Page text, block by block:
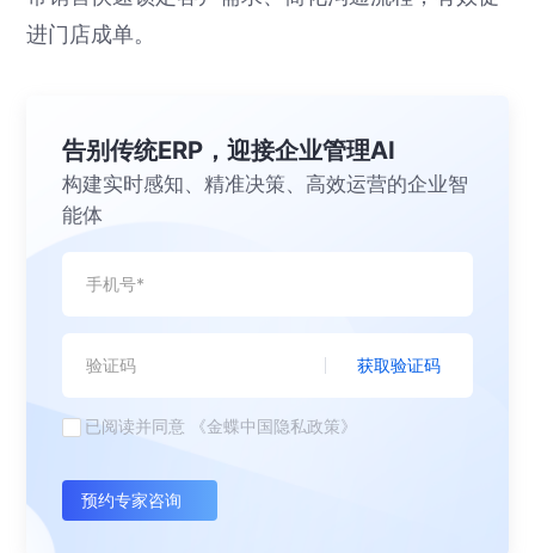
进门店成单。
告别传统ERP，迎接企业管理AI
构建实时感知、精准决策、高效运营的企业智
能体
获取验证码
已阅读并同意 《金蝶中国隐私政策》
预约专家咨询